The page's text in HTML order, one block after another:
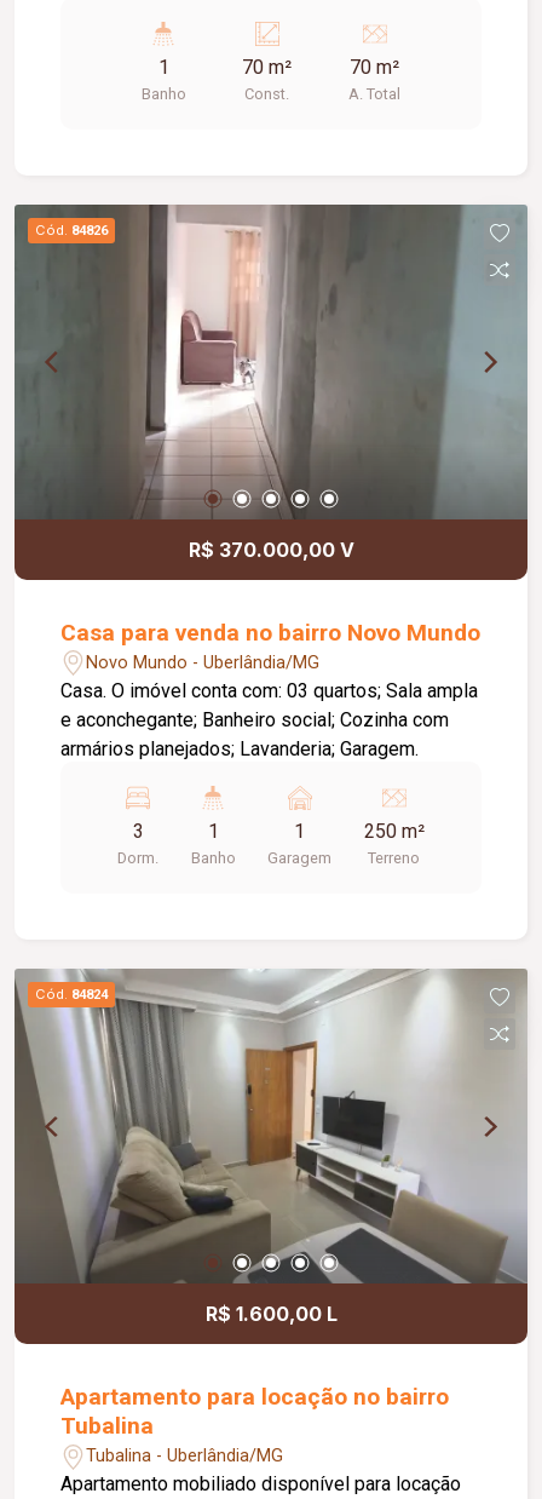
grande visibilidade e fácil acesso. O imóvel
possui aproximadamente 70 m² de área,
dispondo de 01 banheiro, 01 depósito, 02 portas
1
Banho
70 m²
Const.
70 m²
A. Total
Cód. 84826
R$ 370.000,00 V
Casa para venda no bairro Novo Mundo
Novo Mundo - Uberlândia/MG
Casa. O imóvel conta com: 03 quartos; Sala ampla
e aconchegante; Banheiro social; Cozinha com
armários planejados; Lavanderia; Garagem.
3
Dorm.
1
Banho
1
Garagem
250 m²
Terreno
Cód. 84824
R$ 1.600,00 L
Apartamento para locação no bairro
Tubalina
Tubalina - Uberlândia/MG
Apartamento mobiliado disponível para locação